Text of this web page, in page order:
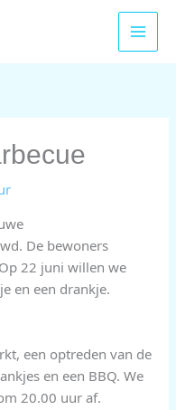
De bewoners
22 juni willen we
en een drankje.
een optreden van de
en een BBQ. We
20.00 uur af.